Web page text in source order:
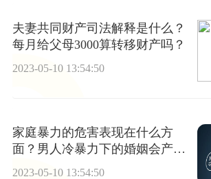
夫妻共同财产司法解释是什么？
每月给父母3000算转移财产吗？
2023-05-10 13:54:50
家庭暴力的危害表现在什么方
面？男人冷暴力下的婚姻会产生
2023-05-10 13:54:50